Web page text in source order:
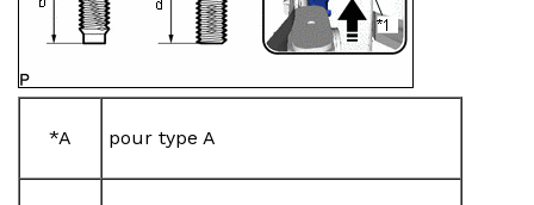
*A pour type A